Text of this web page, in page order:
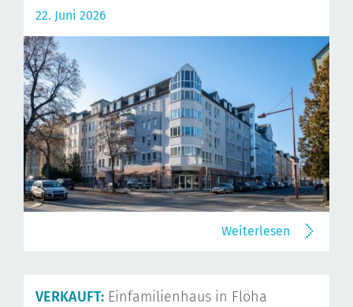
22. Juni 2026
Weiterlesen
VERKAUFT: Einfamilienhaus in Flöha